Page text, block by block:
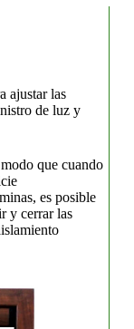
ajustar las
de luz y
que cuando
es posible
y cerrar las